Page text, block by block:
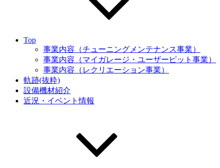
Top
事業内容（チューニングメンテナンス事業）
事業内容（マイガレージ・ユーザーピット事業）
事業内容（レクリエーション事業）
軌跡(抜粋)
設備機材紹介
近況・イベント情報